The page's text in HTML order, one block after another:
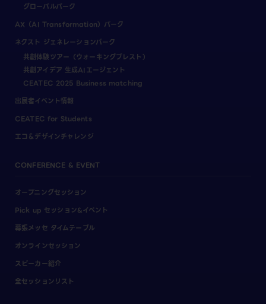
グローバルパーク
AX（AI Transformation）パーク
ネクスト ジェネレーションパーク
共創体験ツアー（ウォーキングブレスト）
共創アイデア 生成AIエージェント
CEATEC 2025 Business matching
出展者イベント情報
CEATEC for Students
エコ＆デザインチャレンジ
CONFERENCE & EVENT
オープニングセッション
Pick up セッション&イベント
幕張メッセ タイムテーブル
オンラインセッション
スピーカー紹介
全セッションリスト